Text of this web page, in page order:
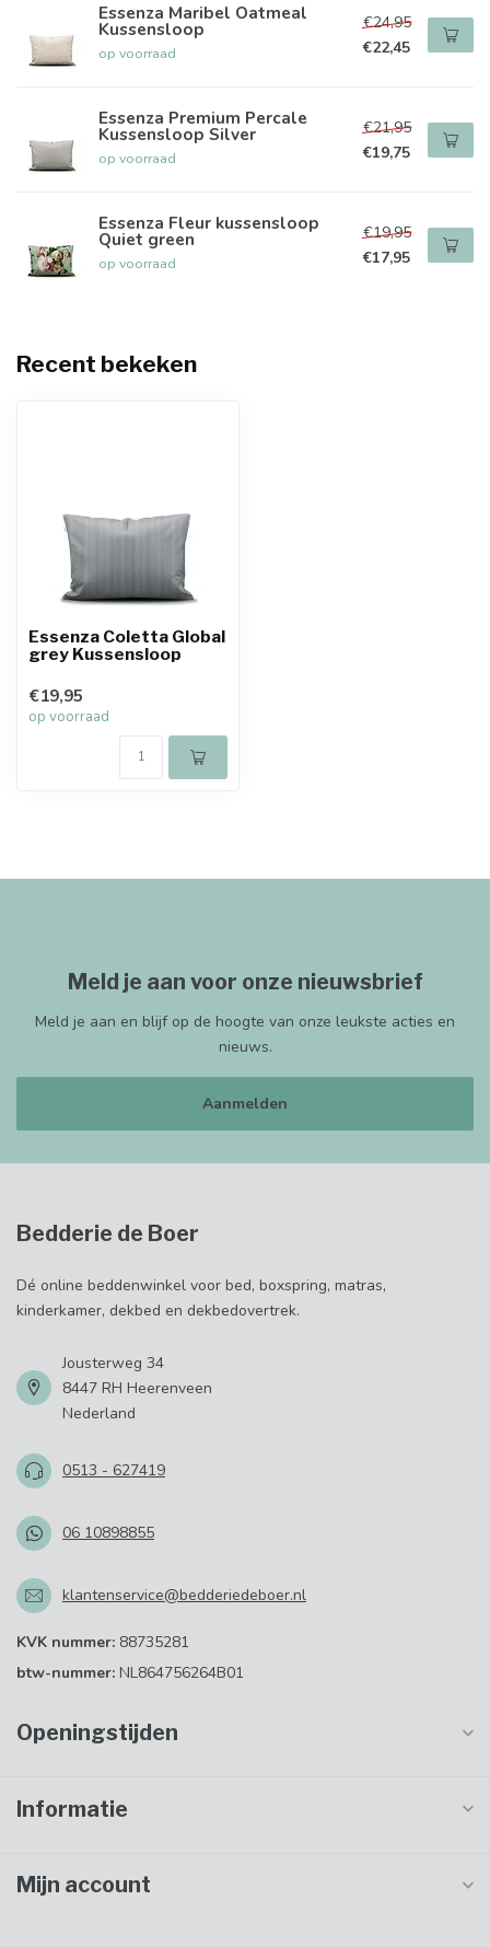
Essenza Maribel Oatmeal
Kussensloop
op voorraad
€24,95
€22,45
Essenza Premium Percale
Kussensloop Silver
op voorraad
€21,95
€19,75
Essenza Fleur kussensloop
Quiet green
op voorraad
€19,95
€17,95
Recent bekeken
Essenza Coletta Global
grey Kussensloop
€19,95
op voorraad
Meld je aan voor onze nieuwsbrief
Meld je aan en blijf op de hoogte van onze leukste acties en
nieuws.
Aanmelden
Bedderie de Boer
Dé online beddenwinkel voor bed, boxspring, matras,
kinderkamer, dekbed en dekbedovertrek.
Jousterweg 34
8447 RH Heerenveen
Nederland
0513 - 627419
06 10898855
klantenservice@bedderiedeboer.nl
KVK nummer: 88735281
btw-nummer: NL864756264B01
Openingstijden
Informatie
Mijn account